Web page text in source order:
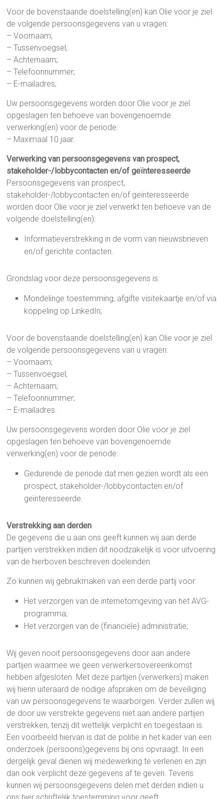
Voor de bovenstaande doelstelling(en) kan Olie voor je ziel
de volgende persoonsgegevens van u vragen:
– Voornaam;
– Tussenvoegsel;
– Achternaam;
– Telefoonnummer;
– E-mailadres;
Uw persoonsgegevens worden door Olie voor je ziel
opgeslagen ten behoeve van bovengenoemde
verwerking(en) voor de periode:
– Maximaal 10 jaar.
Verwerking van persoonsgegevens van prospect,
stakeholder-/lobbycontacten en/of geïnteresseerde
Persoonsgegevens van prospect,
stakeholder-/lobbycontacten en/of geïnteresseerde
worden door Olie voor je ziel verwerkt ten behoeve van de
volgende doelstelling(en):
Informatieverstrekking in de vorm van nieuwsbrieven
en/of gerichte contacten.
Grondslag voor deze persoonsgegevens is:
Mondelinge toestemming, afgifte visitekaartje en/of via
koppeling op LinkedIn;
Voor de bovenstaande doelstelling(en) kan Olie voor je ziel
de volgende persoonsgegevens van u vragen:
– Voornaam;
– Tussenvoegsel;
– Achternaam;
– Telefoonnummer;
– E-mailadres.
Uw persoonsgegevens worden door Olie voor je ziel
opgeslagen ten behoeve van bovengenoemde
verwerking(en) voor de periode:
Gedurende de periode dat men gezien wordt als een
prospect, stakeholder-/lobbycontacten en/of
geïnteresseerde.
Verstrekking aan derden
De gegevens die u aan ons geeft kunnen wij aan derde
partijen verstrekken indien dit noodzakelijk is voor uitvoering
van de hierboven beschreven doeleinden.
Zo kunnen wij gebruikmaken van een derde partij voor:
Het verzorgen van de internetomgeving van het AVG-
programma;
Het verzorgen van de (financiële) administratie;
Wij geven nooit persoonsgegevens door aan andere
partijen waarmee we geen verwerkersovereenkomst
hebben afgesloten. Met deze partijen (verwerkers) maken
wij hierin uiteraard de nodige afspraken om de beveiliging
van uw persoonsgegevens te waarborgen. Verder zullen wij
de door uw verstrekte gegevens niet aan andere partijen
verstrekken, tenzij dit wettelijk verplicht en toegestaan is.
Een voorbeeld hiervan is dat de politie in het kader van een
onderzoek (persoons)gegevens bij ons opvraagt. In een
dergelijk geval dienen wij medewerking te verlenen en zijn
dan ook verplicht deze gegevens af te geven. Tevens
kunnen wij persoonsgegevens delen met derden indien u